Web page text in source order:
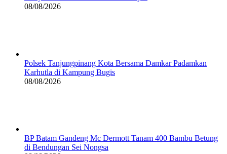
08/08/2026
Polsek Tanjungpinang Kota Bersama Damkar Padamkan
Karhutla di Kampung Bugis
08/08/2026
BP Batam Gandeng Mc Dermott Tanam 400 Bambu Betung
di Bendungan Sei Nongsa